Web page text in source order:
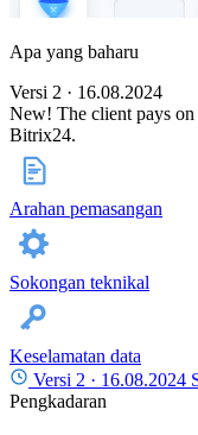
Apa yang baharu
Versi 2 · 16.08.2024
New! The client pays
Bitrix24.
Arahan pemasangan
Sokongan teknikal
Keselamatan data
Versi 2 · 16.08.2024
Pengkadaran